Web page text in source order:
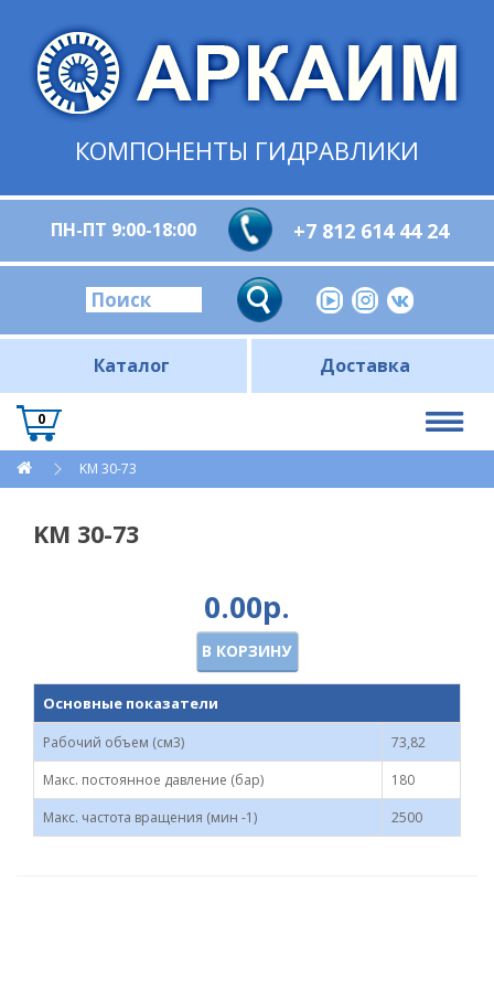
КОМПОНЕНТЫ ГИДРАВЛИКИ
ПН-ПТ 9:00-18:00 +7 812 614 44 24
Каталог Доставка
0
KM 30-73
KM 30-73
0.00р.
В КОРЗИНУ
Основные показатели
Рабочий объем (см3)
73,82
Макс. постоянное давление (бар)
180
Макс. частота вращения (мин -1)
2500